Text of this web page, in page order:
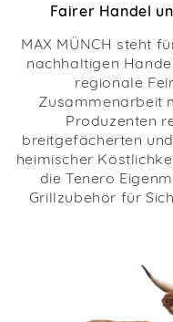
Fairer Handel
MAX MÜNCH steht
nachhaltigen
regionale
Zusammenarbeit
Produzenten
breitgefächerten
heimischer
die Tenero
Grillzubehör für